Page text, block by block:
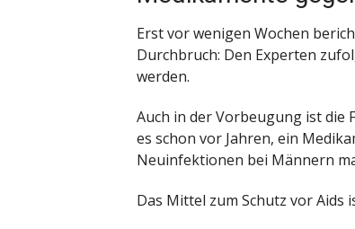
Erst vor wenigen Wochen
Durchbruch: Den Experten
werden.
Auch in der Vorbeugung ist die
es schon vor Jahren, ein
Neuinfektionen bei Männern
Das Mittel zum Schutz vor Aids